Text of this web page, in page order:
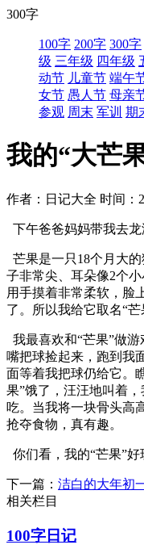
300字
100字 200字 300字
级 三年级 四年级
动节 儿童节 端午
女节 愚人节 母亲
参观 周末 军训 期
我的“大芒
作者：日记大全 时间：
下午爸爸妈妈带我去
芒果是一只18个月大
子非常尖、耳朵像2个
用手摸着非常柔软，脸
了。所以我给它取名“芒
我最喜欢和“芒果”做
嘴把球捡起来，跑到我
面等着我把球仍给它。
果”饿了，汪汪地叫着
吃。当我将一块骨头高
抢夺食物，真有趣。
你们看，我的“芒果”好
下一篇： 洁白的大年初
相关栏目
100字日记